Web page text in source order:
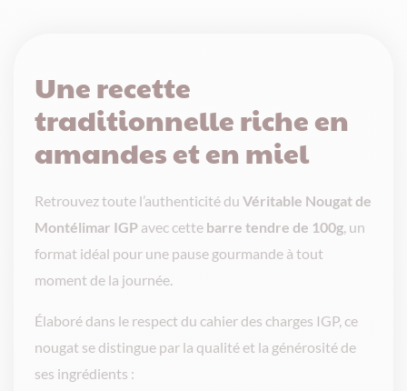
Une recette
traditionnelle riche en
amandes et en miel
Retrouvez toute l’authenticité du Véritable Nougat de
Montélimar IGP avec cette barre tendre de 100g, un
format idéal pour une pause gourmande à tout
moment de la journée.
Élaboré dans le respect du cahier des charges IGP, ce
nougat se distingue par la qualité et la générosité de
ses ingrédients :